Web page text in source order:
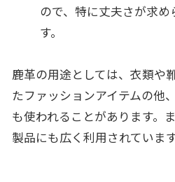
ので、特に丈夫さが求
す。
鹿革の用途としては、衣類や
たファッションアイテムの他
も使われることがあります。
製品にも広く利用されています